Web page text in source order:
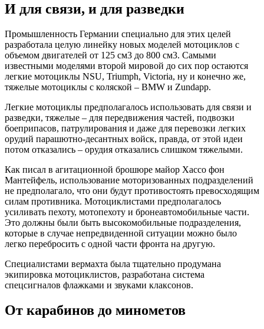
И для связи, и для разведки
Промышленность Германии специально для этих целей
разработала целую линейку новых моделей мотоциклов с
объемом двигателей от 125 см3 до 800 см3. Самыми
известными моделями второй мировой до сих пор остаются
легкие мотоциклы NSU, Triumph, Victoria, ну и конечно же,
тяжелые мотоциклы с коляской – BMW и Zundapp.
Легкие мотоциклы предполагалось использовать для связи и
разведки, тяжелые – для передвижения частей, подвозки
боеприпасов, патрулирования и даже для перевозки легких
орудий парашютно-десантных войск, правда, от этой идеи
потом отказались – орудия отказались слишком тяжелыми.
Как писал в агитационной брошюре майор Хассо фон
Мантейфель, использование моторизованных подразделений
не предполагало, что они будут противостоять превосходящим
силам противника. Мотоциклистами предполагалось
усиливать пехоту, мотопехоту и бронеавтомобильные части.
Это должны были быть высокомобильные подразделения,
которые в случае непредвиденной ситуации можно было
легко перебросить с одной части фронта на другую.
Специалистами вермахта была тщательно продумана
экипировка мотоциклистов, разработана система
спецсигналов флажками и звуками клаксонов.
От карабинов до минометов